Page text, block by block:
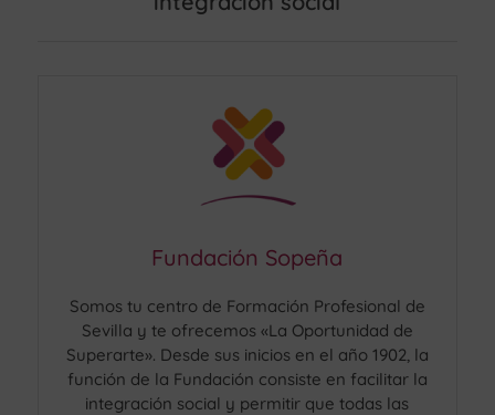
Fundación Sopeña
Somos tu centro de Formación Profesional de
Sevilla y te ofrecemos «La Oportunidad de
Superarte». Desde sus inicios en el año 1902, la
función de la Fundación consiste en facilitar la
integración social y permitir que todas las